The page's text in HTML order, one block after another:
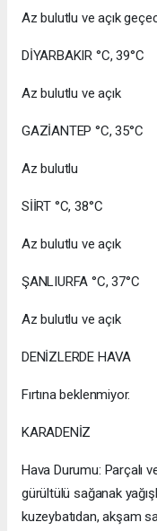
Az bulutlu ve açık
DİYARBAKIR °C, 39°C
Az bulutlu ve açık
GAZİANTEP °C, 35°C
Az bulutlu
SİİRT °C, 38°C
Az bulutlu ve açık
ŞANLIURFA °C, 37°C
Az bulutlu ve açık
DENİZLERDE HAVA
Fırtına beklenmiyor.
KARADENİZ
Hava Durumu: Parçalı
gürültülü sağanak
kuzeybatıdan, akşam